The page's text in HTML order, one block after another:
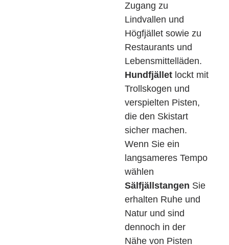
Zugang zu
Lindvallen und
Högfjället sowie zu
Restaurants und
Lebensmittelläden.
Hundfjället lockt mit
Trollskogen und
verspielten Pisten,
die den Skistart
sicher machen.
Wenn Sie ein
langsameres Tempo
wählen
Sälfjällstangen Sie
erhalten Ruhe und
Natur und sind
dennoch in der
Nähe von Pisten